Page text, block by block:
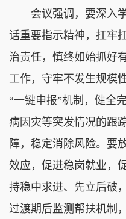
会议强调，要深入学
话重要指示精神，扛牢
治责任，慎终如始抓好
工作，守牢不发生规模
“一键申报”机制，健全
病因灾等突发情况的跟
障，稳定消除风险。要
效应，促进稳岗就业，
持稳中求进、先立后破
过渡期后监测帮扶机制